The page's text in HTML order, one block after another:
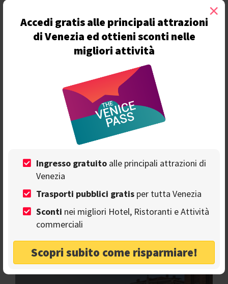
Accedi gratis alle principali attrazioni
di Venezia ed ottieni sconti nelle
migliori attività
Ingresso gratuito alle principali attrazioni di
Venezia
Trasporti pubblici gratis per tutta Venezia
Sconti nei migliori Hotel, Ristoranti e Attività
commerciali
Scopri subito come risparmiare!
×
Ti consigliamo
Il Fondaco dei Tedeschi: una sola funzione
come ponte tra passato e presente
La Chiesa di Santa Maria del Giglio:
Il caffè e Venezia: una storia lunga oltre 400